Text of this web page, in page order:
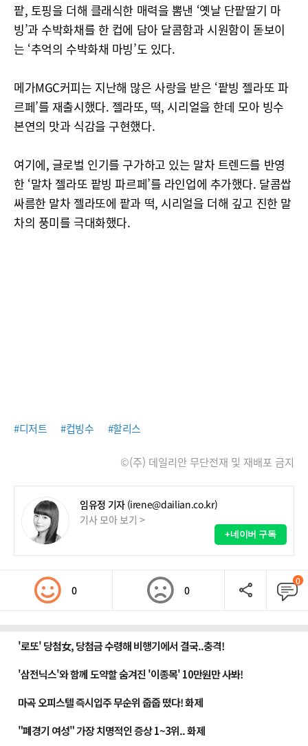
팥, 토핑을 더해 클래식한 매력을 뽐낸 ‘옛날 단팥딸기 마
빙’과 수박화채를 한 컵에 담아 달콤함과 시원함이 돋보이
는 ‘추억의 수박화채 마빙’도 있다.
메가MGC커피는 지난해 많은 사랑을 받은 ‘팥빙 젤라또 파
르페’를 재출시했다. 젤라또, 떡, 시리얼을 한데 모아 빙수
본연의 맛과 식감을 구현했다.
여기에, 글로벌 인기를 구가하고 있는 말차 트렌드를 반영
한 ‘말차 젤라또 팥빙 파르페’를 라인업에 추가했다. 달콤쌉
싸름한 말차 젤라또에 팥과 떡, 시리얼을 더해 깊고 진한 말
차의 풍미를 극대화했다.
#디저트 #컵빙수 #할리스
©(주) 데일리안 무단전재 및 재배포 금지
임유정 기자 (irene@dailian.co.kr)
기사 모아 보기 >
+네이버 구독
0 0
0